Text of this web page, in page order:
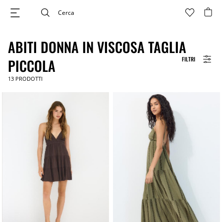
FILTRI
ABITI DONNA IN VISCOSA TAGLIA
PICCOLA
13 PRODOTTI